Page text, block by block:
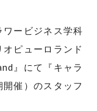
ービジネス学科
ピューロランド
』にて『キャラ
催）のスタッフ